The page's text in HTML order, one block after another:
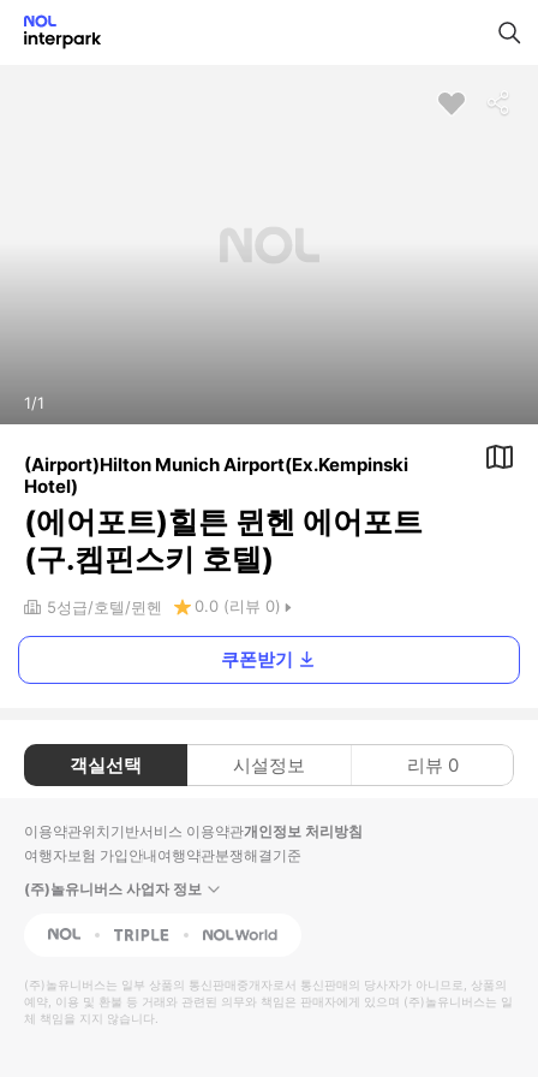
1/1
(Airport)Hilton Munich Airport(Ex.Kempinski
Hotel)
(에어포트)힐튼 뮌헨 에어포트
(구.켐핀스키 호텔)
5성급 호텔 뮌헨 0.0 (리뷰 0)
쿠폰받기
객실선택 시설정보 리뷰 0
이용약관위치기반서비스 이용약관개인정보 처리방침
여행자보험 가입안내여행약관분쟁해결기준
(주)놀유니버스 사업자 정보
NOL Triple Interpark Global
(주)놀유니버스는 일부 상품의 통신판매중개자로서 통신판매의 당사자가 아니므로, 상품의
예약, 이용 및 환불 등 거래와 관련된 의무와 책임은 판매자에게 있으며 (주)놀유니버스는 일
체 책임을 지지 않습니다.